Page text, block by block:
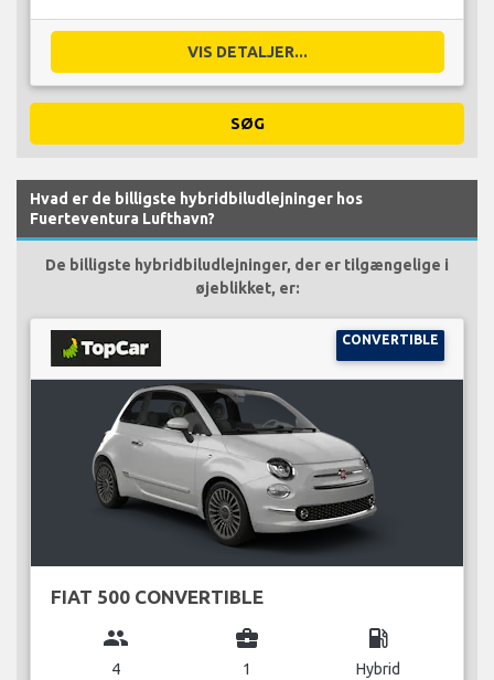
VIS DETALJER...
SØG
Hvad er de billigste hybridbiludlejninger hos
Fuerteventura Lufthavn?
De billigste hybridbiludlejninger, der er tilgængelige i
øjeblikket, er:
CONVERTIBLE
FIAT 500 CONVERTIBLE
group
4
business_center
1
local_gas_station
Hybrid